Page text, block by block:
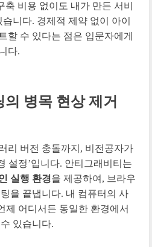
비용 없이도 내가 만든 서비
니다. 경제적 제약 없이 아이
할 수 있다는 점은 입문자에게
다.
병목 현상 제거
리 버전 충돌까지, 비전공자가
설정’입니다. 안티그래비티는
실행 환경을 제공하여, 브라우
을 끝냅니다. 내 컴퓨터의 사
제 어디서든 동일한 환경에서
있습니다.